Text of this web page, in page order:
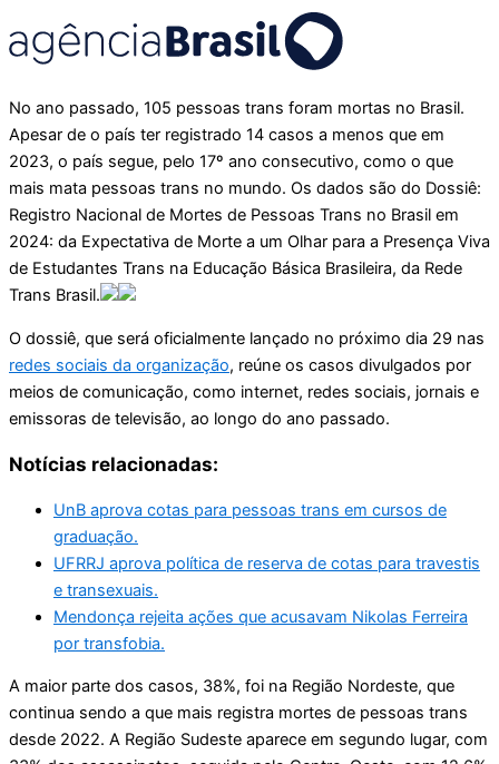
No ano passado, 105 pessoas trans foram mortas no Brasil.
Apesar de o país ter registrado 14 casos a menos que em
2023, o país segue, pelo 17º ano consecutivo, como o que
mais mata pessoas trans no mundo. Os dados são do Dossiê:
Registro Nacional de Mortes de Pessoas Trans no Brasil em
2024: da Expectativa de Morte a um Olhar para a Presença Viva
de Estudantes Trans na Educação Básica Brasileira, da Rede
Trans Brasil.
O dossiê, que será oficialmente lançado no próximo dia 29 nas
redes sociais da organização, reúne os casos divulgados por
meios de comunicação, como internet, redes sociais, jornais e
emissoras de televisão, ao longo do ano passado.
Notícias relacionadas:
UnB aprova cotas para pessoas trans em cursos de
graduação.
UFRRJ aprova política de reserva de cotas para travestis
e transexuais.
Mendonça rejeita ações que acusavam Nikolas Ferreira
por transfobia.
A maior parte dos casos, 38%, foi na Região Nordeste, que
continua sendo a que mais registra mortes de pessoas trans
desde 2022. A Região Sudeste aparece em segundo lugar, com